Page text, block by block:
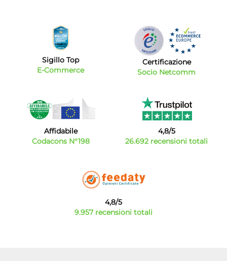
Sigillo Top
E-Commerce
Certificazione
Socio Netcomm
Affidabile
Codacons N°198
4,8/5
26.692 recensioni totali
4,8/5
9.957 recensioni totali